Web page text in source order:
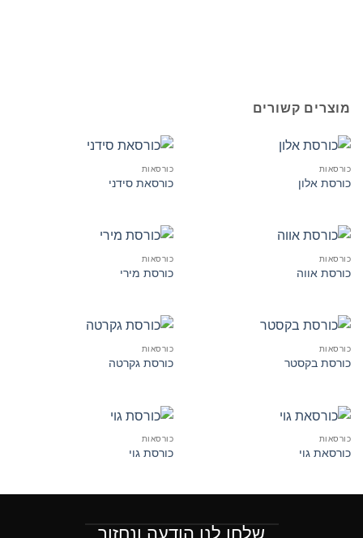
מוצרים קשורים
כורסאות
כורסת אלון
כורסאות
כורסאת סידני
כורסאות
כורסת אווה
כורסאות
כורסת מירי
כורסאות
כורסת בקסטר
כורסאות
כורסת גקרטה
כורסאות
כורסאת גוי
כורסאות
כורסת גוי
שלחו לנו הודעה ונחזור